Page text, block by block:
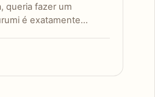
queria fazer um
é exatamente…